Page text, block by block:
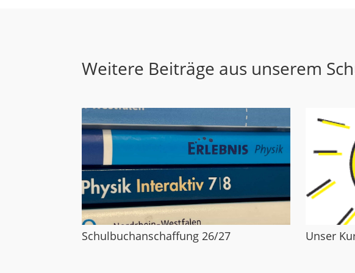
Weitere Beiträge aus unserem
Schulbuchanschaffung 26/27 Unser